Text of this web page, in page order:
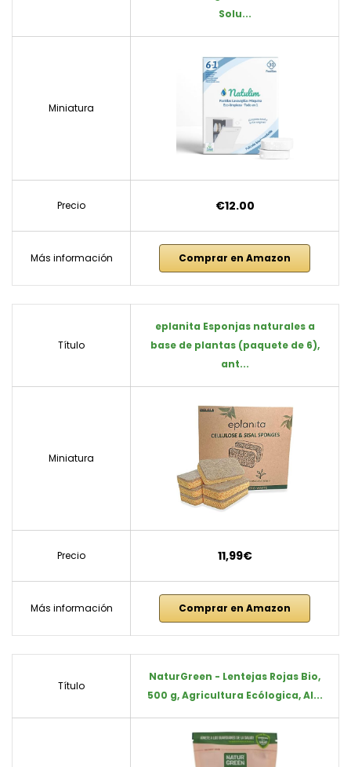
Solu...
Miniatura
Precio €12.00
Más información Comprar en Amazon
Título
eplanita Esponjas naturales a
base de plantas (paquete de 6),
ant...
Miniatura
Precio 11,99€
Más información Comprar en Amazon
Título
NaturGreen - Lentejas Rojas Bio,
500 g, Agricultura Ecólogica, Al...